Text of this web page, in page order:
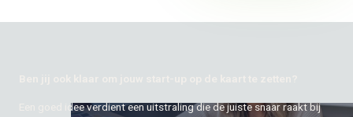
Een goed idee verdient een uitstraling die de juiste snaar raakt bij